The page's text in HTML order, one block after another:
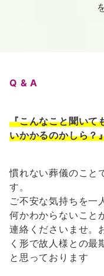
Q & A
『こんなこと聞いて
いかかるのかしら？
慣れない葬儀のこと
す。
ご不安な気持ちを一
何かわからないこと
連絡くださいませ。
く形で故人様との最
と思っております